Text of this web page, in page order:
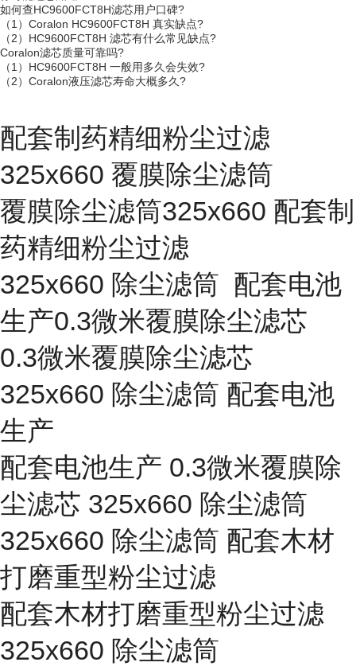
如何查HC9600FCT8H滤芯用户口碑?
（1）Coralon HC9600FCT8H 真实缺点?
（2）HC9600FCT8H 滤芯有什么常见缺点?
Coralon滤芯质量可靠吗?
（1）HC9600FCT8H 一般用多久会失效?
（2）Coralon液压滤芯寿命大概多久?
配套制药精细粉尘过滤
325x660 覆膜除尘滤筒
覆膜除尘滤筒325x660 配套制
药精细粉尘过滤
325x660 除尘滤筒 配套电池
生产0.3微米覆膜除尘滤芯
0.3微米覆膜除尘滤芯
325x660 除尘滤筒 配套电池
生产
配套电池生产 0.3微米覆膜除
尘滤芯 325x660 除尘滤筒
325x660 除尘滤筒 配套木材
打磨重型粉尘过滤
配套木材打磨重型粉尘过滤
325x660 除尘滤筒